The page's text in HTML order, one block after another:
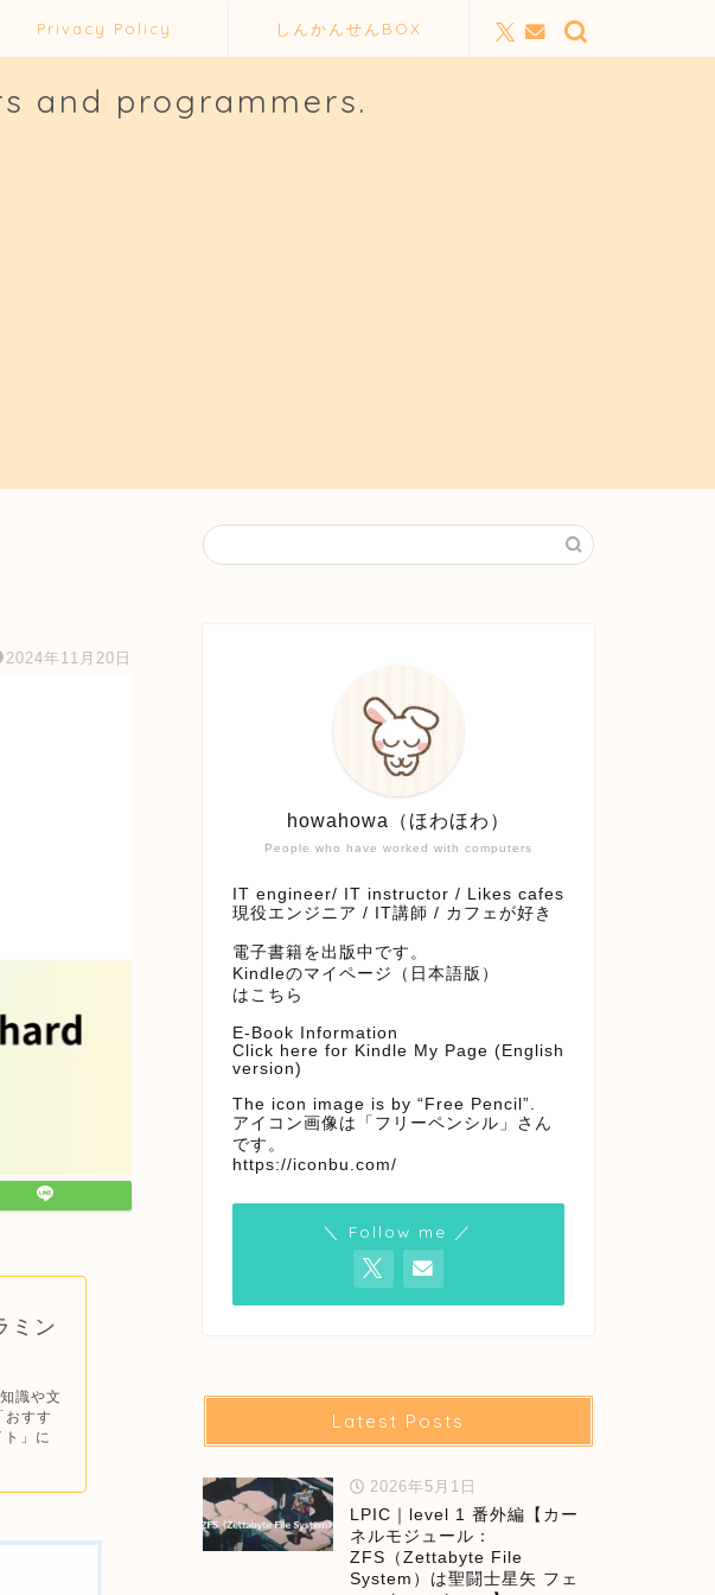
Privacy Policy しんかんせんBOX
and programmers.
2024年11月20日
ミン
識や文
おすす
」に
People who have worked with computers
howahowa（ほわほわ）
IT engineer/ IT instructor / Likes cafes
現役エンジニア / IT講師 / カフェが好き
電子書籍を出版中です。
Kindleのマイページ（日本語版）
はこちら
E-Book Information
Click here for Kindle My Page (English
version)
The icon image is by “Free Pencil”.
アイコン画像は「フリーペンシル」さん
です。
https://iconbu.com/
＼ Follow me ／
Latest Posts
2026年5月1日
LPIC｜level 1 番外編【カー
ネルモジュール：
ZFS（Zettabyte File
System）は聖闘士星矢 フェ